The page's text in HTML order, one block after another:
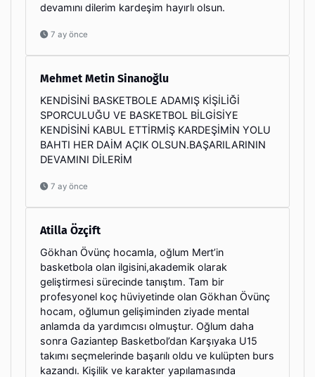
devamını dilerim kardeşim hayırlı olsun.
7 ay önce
Mehmet Metin Sinanoğlu
KENDİSİNİ BASKETBOLE ADAMIŞ KİŞİLİĞİ
SPORCULUĞU VE BASKETBOL BİLGİSİYE
KENDİSİNİ KABUL ETTİRMİŞ KARDEŞİMİN YOLU
BAHTI HER DAİM AÇIK OLSUN.BAŞARILARININ
DEVAMINI DİLERİM
7 ay önce
Atilla Özçift
Gökhan Övünç hocamla, oğlum Mert’in
basketbola olan ilgisini,akademik olarak
geliştirmesi sürecinde tanıştım. Tam bir
profesyonel koç hüviyetinde olan Gökhan Övünç
hocam, oğlumun gelişiminden ziyade mental
anlamda da yardımcısı olmuştur. Oğlum daha
sonra Gaziantep Basketbol’dan Karşıyaka U15
takımı seçmelerinde başarılı oldu ve kulüpten burs
kazandı. Kişilik ve karakter yapılamasında